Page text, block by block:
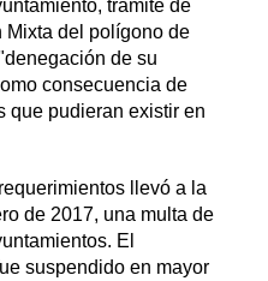
trámite de
del polígono de
de su
consecuencia de
que pudieran existir en
llevó a la
de 2017, una multa de
El
suspendido en mayor